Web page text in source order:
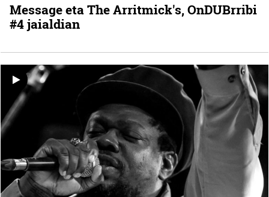
Message eta The Arritmick's, OnDUBrribi
#4 jaialdian